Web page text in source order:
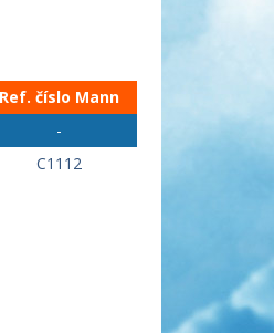
Ref. číslo Mann
-
C1112